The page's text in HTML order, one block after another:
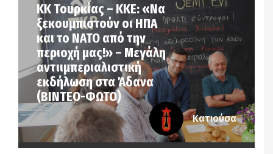
ΚΚ Τουρκίας – ΚΚΕ: «Να
ξεκουμπιστούν οι ΗΠΑ
και το ΝΑΤΟ από την
περιοχή μας!» – Μεγάλη
αντιιμπεριαλιστική
εκδήλωση στα Άδανα
(ΒΙΝΤΕΟ-ΦΩΤΟ)
Κατιούσα